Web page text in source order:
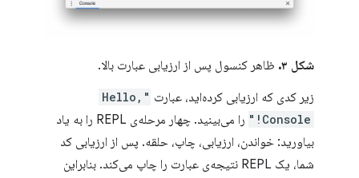
شکل ۳.
ظاهر کنسول پس از ارزیابی عبارت بالا.
زیر کدی که ارزیابی کرده‌اید، عبارت
"Hello,
Console!"
را می‌بینید. چهار مرحله‌ی REPL را به یاد
بیاورید: خواندن، ارزیابی، چاپ، حلقه. پس از ارزیابی کد
شما، یک REPL نتیجه‌ی عبارت را چاپ می‌کند. بنابراین